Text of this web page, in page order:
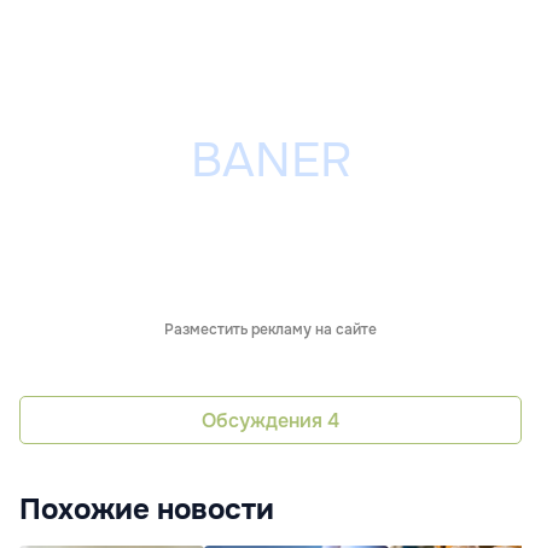
Разместить рекламу на сайте
Обсуждения 4
Похожие новости